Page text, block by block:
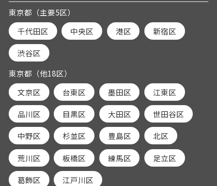
東京都（主要5区）
千代田区
中央区 港区 新宿区
渋谷区
東京都（他18区）
文京区
台東区 墨田区 江東区
品川区 目黒区 大田区 世田谷区
中野区 杉並区 豊島区 北区
荒川区 板橋区 練馬区 足立区
葛飾区
江戸川区